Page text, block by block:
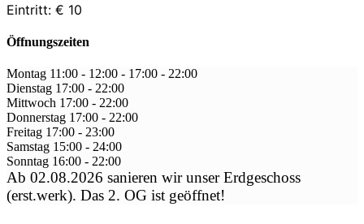
Eintritt: € 10
Öffnungszeiten
Montag 11:00 - 12:00 - 17:00 - 22:00
Dienstag 17:00 - 22:00
Mittwoch 17:00 - 22:00
Donnerstag 17:00 - 22:00
Freitag 17:00 - 23:00
Samstag 15:00 - 24:00
Sonntag 16:00 - 22:00
Ab 02.08.2026 sanieren wir unser Erdgeschoss
(erst.werk). Das 2. OG ist geöffnet!